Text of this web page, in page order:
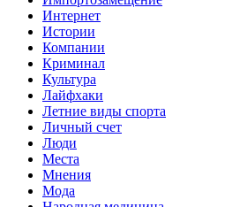
Интернет
Истории
Компании
Криминал
Культура
Лайфхаки
Летние виды спорта
Личный счет
Люди
Места
Мнения
Мода